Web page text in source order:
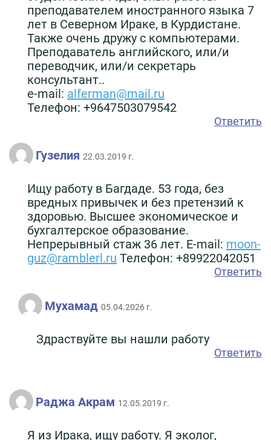
преподавателем иностранного языка 7
лет в Северном Ираке, в Курдистане.
Также очень дружу с компьютерами.
Преподаватель английского, или/и
переводчик, или/и секретарь
консультант..
e-mail: alferman@mail.ru
Телефон: +9647503079542
Ответить
Гузелия 22.03.2019 г.
Ищу работу в Багдаде. 53 года, без
вредных привычек и без претензий к
здоровью. Высшее экономическое и
бухгалтерское образование.
Непрерывный стаж 36 лет. Е-mail: moon-
guz@ramblerl.ru Телефон: +89922042051
Ответить
Мухамад 05.04.2026 г.
Здраствуйте вы нашли работу
Ответить
Раджа Акрам 12.05.2019 г.
Я из Ирака, ищу работу. Я эколог,